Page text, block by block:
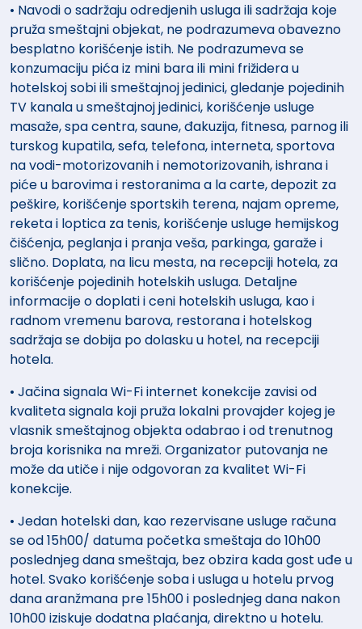
• Navodi o sadržaju odredjenih usluga ili sadržaja koje
pruža smeštajni objekat, ne podrazumeva obavezno
besplatno korišćenje istih. Ne podrazumeva se
konzumaciju pića iz mini bara ili mini frižidera u
hotelskoj sobi ili smeštajnoj jedinici, gledanje pojedinih
TV kanala u smeštajnoj jedinici, korišćenje usluge
masaže, spa centra, saune, đakuzija, fitnesa, parnog ili
turskog kupatila, sefa, telefona, interneta, sportova
na vodi-motorizovanih i nemotorizovanih, ishrana i
piće u barovima i restoranima a la carte, depozit za
peškire, korišćenje sportskih terena, najam opreme,
reketa i loptica za tenis, korišćenje usluge hemijskog
čišćenja, peglanja i pranja veša, parkinga, garaže i
slično. Doplata, na licu mesta, na recepciji hotela, za
korišćenje pojedinih hotelskih usluga. Detaljne
informacije o doplati i ceni hotelskih usluga, kao i
radnom vremenu barova, restorana i hotelskog
sadržaja se dobija po dolasku u hotel, na recepciji
hotela.
• Jačina signala Wi-Fi internet konekcije zavisi od
kvaliteta signala koji pruža lokalni provajder kojeg je
vlasnik smeštajnog objekta odabrao i od trenutnog
broja korisnika na mreži. Organizator putovanja ne
može da utiče i nije odgovoran za kvalitet Wi-Fi
konekcije.
• Jedan hotelski dan, kao rezervisane usluge računa
se od 15h00/ datuma početka smeštaja do 10h00
poslednjeg dana smeštaja, bez obzira kada gost uđe u
hotel. Svako korišćenje soba i usluga u hotelu prvog
dana aranžmana pre 15h00 i poslednjeg dana nakon
10h00 iziskuje dodatna plaćanja, direktno u hotelu.